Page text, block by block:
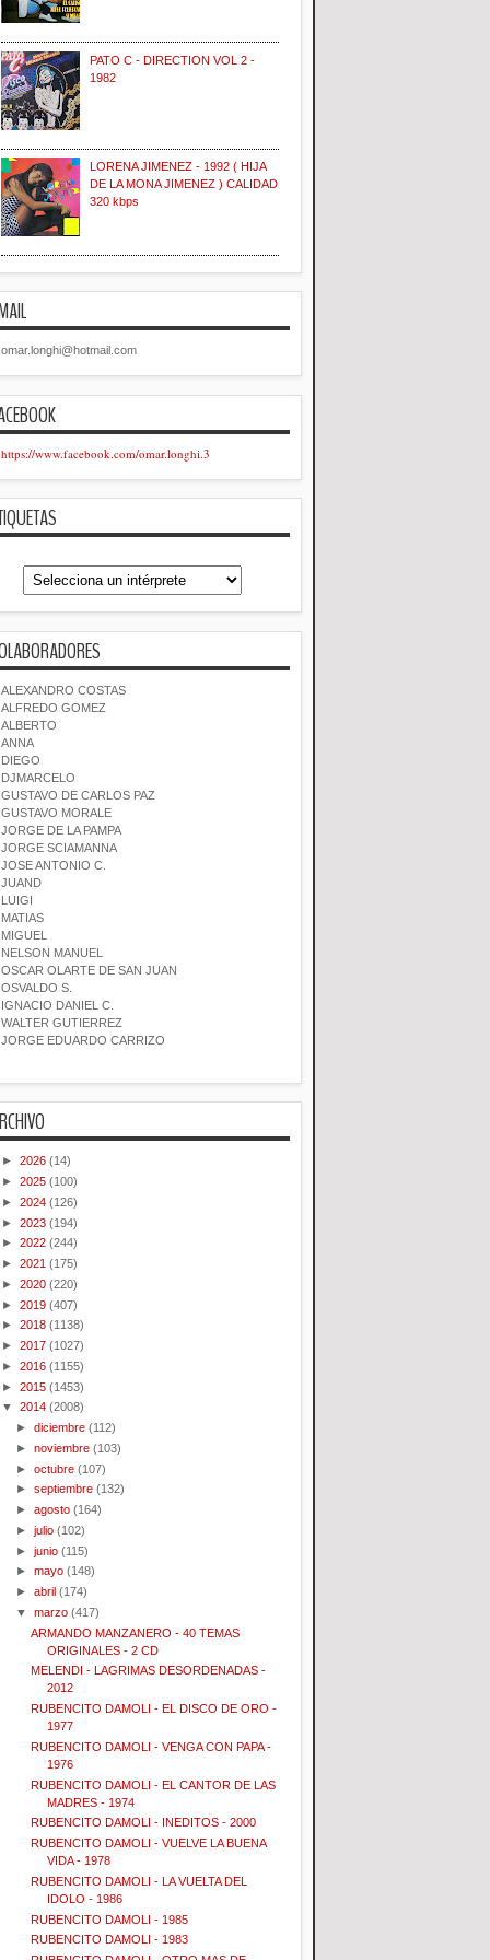
PATO C - DIRECTION VOL 2 -
1982
LORENA JIMENEZ - 1992 ( HIJA
DE LA MONA JIMENEZ ) CALIDAD
320 kbps
omar.longhi@hotmail.com
https://www.facebook.com/omar.longhi.3
ALEXANDRO COSTAS
ALFREDO GOMEZ
ALBERTO
ANNA
DIEGO
DJMARCELO
GUSTAVO DE CARLOS PAZ
GUSTAVO MORALE
JORGE DE LA PAMPA
JORGE SCIAMANNA
JOSE ANTONIO C.
JUAND
LUIGI
MATIAS
MIGUEL
NELSON MANUEL
OSCAR OLARTE DE SAN JUAN
OSVALDO S.
IGNACIO DANIEL C.
WALTER GUTIERREZ
JORGE EDUARDO CARRIZO
► 2026 (14)
► 2025 (100)
► 2024 (126)
► 2023 (194)
► 2022 (244)
► 2021 (175)
► 2020 (220)
► 2019 (407)
► 2018 (1138)
► 2017 (1027)
► 2016 (1155)
► 2015 (1453)
▼ 2014 (2008)
►diciembre (112)
►noviembre (103)
►octubre (107)
►septiembre (132)
►agosto (164)
►julio (102)
►junio (115)
►mayo (148)
►abril (174)
▼marzo (417)
ARMANDO MANZANERO - 40 TEMAS
ORIGINALES - 2 CD
MELENDI - LAGRIMAS DESORDENADAS -
2012
RUBENCITO DAMOLI - EL DISCO DE ORO -
1977
RUBENCITO DAMOLI - VENGA CON PAPA -
1976
RUBENCITO DAMOLI - EL CANTOR DE LAS
MADRES - 1974
RUBENCITO DAMOLI - INEDITOS - 2000
RUBENCITO DAMOLI - VUELVE LA BUENA
VIDA - 1978
RUBENCITO DAMOLI - LA VUELTA DEL
IDOLO - 1986
RUBENCITO DAMOLI - 1985
RUBENCITO DAMOLI - 1983